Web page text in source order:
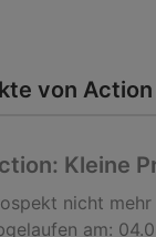
von Action
Kleine
nicht
am: